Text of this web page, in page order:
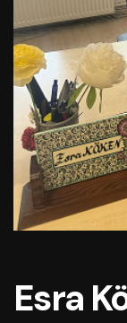
Esra